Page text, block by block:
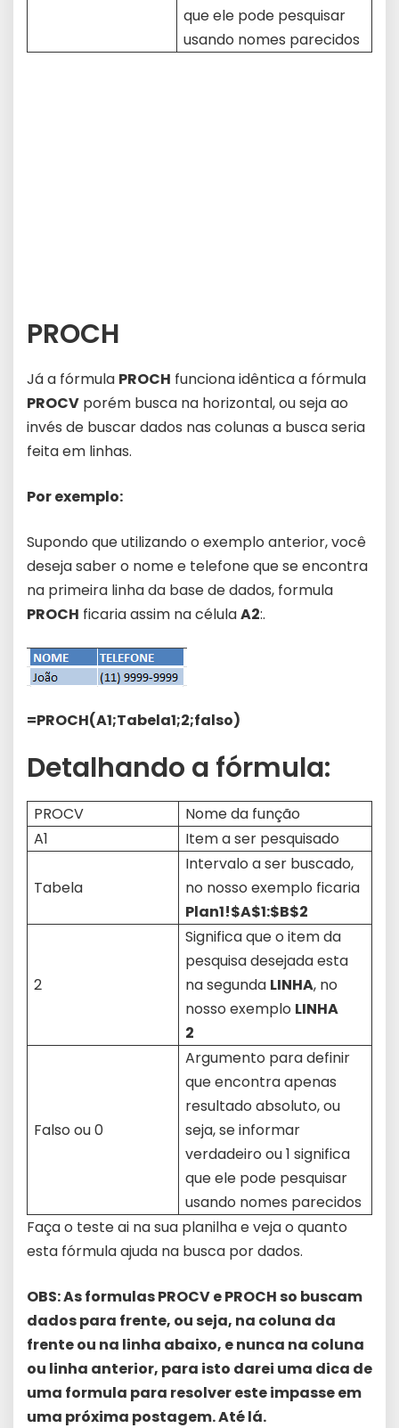
que ele pode pesquisar
usando nomes parecidos
PROCH
Já a fórmula PROCH funciona idêntica a fórmula
PROCV porém busca na horizontal, ou seja ao
invés de buscar dados nas colunas a busca seria
feita em linhas.
Por exemplo:
Supondo que utilizando o exemplo anterior, você
deseja saber o nome e telefone que se encontra
na primeira linha da base de dados, formula
PROCH ficaria assim na célulaA2:.
=PROCH(A1;Tabela1;2;falso)
Detalhando a fórmula:
PROCV
Nome da função
A1
Item a ser pesquisado
Tabela
Intervalo a ser buscado,
no nosso exemplo ficaria
Plan1!$A$1:$B$2
2
Significa que o item da
pesquisa desejada esta
na segunda LINHA, no
nosso exemplo LINHA
2
Falso ou 0
Argumento para definir
que encontra apenas
resultado absoluto, ou
seja, se informar
verdadeiro ou 1 significa
que ele pode pesquisar
usando nomes parecidos
Faça o teste ai na sua planilha e veja o quanto
esta fórmula ajuda na busca por dados.
OBS: As formulas PROCV e PROCH so buscam
dados para frente, ou seja, na coluna da
frente ou na linha abaixo, e nunca na coluna
ou linha anterior, para isto darei uma dica de
uma formula para resolver este impasse em
uma próxima postagem. Até lá.